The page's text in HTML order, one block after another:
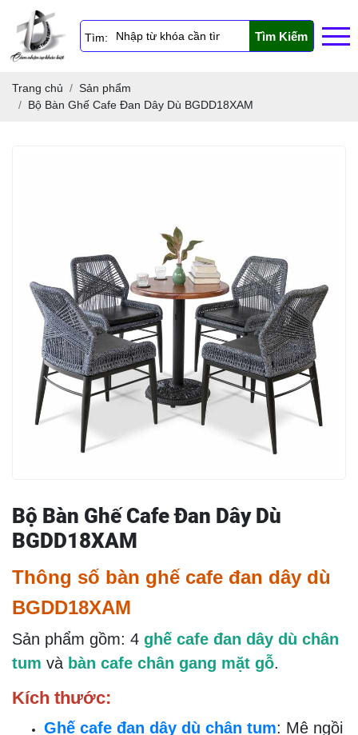
Tìm: Tìm Kiếm
Trang chủ
Sản phẩm
Bộ Bàn Ghế Cafe Đan Dây Dù BGDD18XAM
Bộ Bàn Ghế Cafe Đan Dây Dù
BGDD18XAM
Thông số bàn ghế cafe đan dây dù
BGDD18XAM
Sản phẩm gồm: 4 ghế cafe đan dây dù chân
tum và bàn cafe chân gang mặt gỗ.
Kích thước:
Ghế cafe đan dây dù chân tum: Mê ngồi